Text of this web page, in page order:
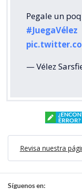
Pegale un
#JuegaVélez
— Vélez
ERROR?
Revisa nuestra
Síguenos en: